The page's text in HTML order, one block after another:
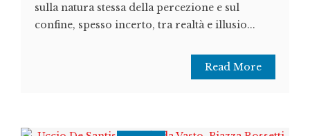
sulla natura stessa della percezione e sul
confine, spesso incerto, tra realtà e illusio...
Read More